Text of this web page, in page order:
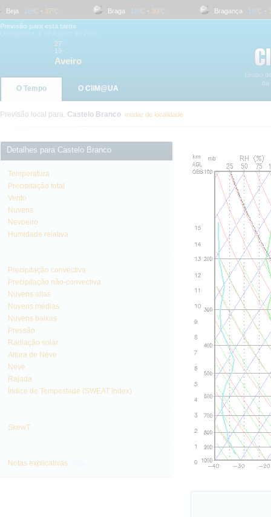
16 ºC- 37 ºC Braga 18 ºC- 30 ºC Bragança 16 ºC- 32
Previsão para esta tarde
27
19
Aveiro
O Tempo O CliM@UA
Previsão local para: Castelo Branco mudar de localidade
Detalhes para Castelo Branco
Temperatura
Precipitação total
Vento
Nuvens
Nevoeiro
Humidade relativa
Precipitação convectiva
Precipitação não-convectiva
Nuvens altas
Nuvens médias
Nuvens baixas
Pressão
Radiação solar
Altura de Neve
Neve
Rajada
Índice de Tempestade (SWEAT Index)
SkewT
Notas explicativas